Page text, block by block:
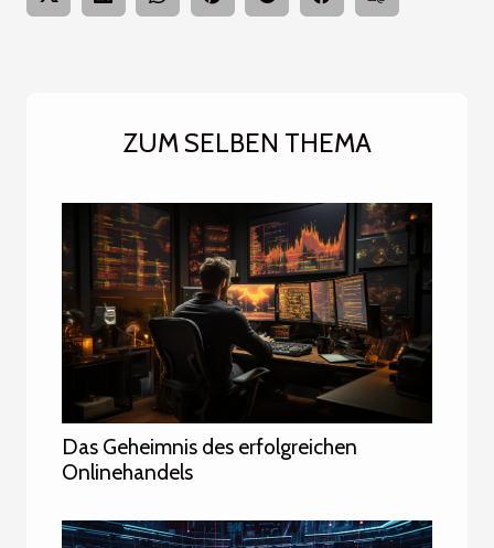
ZUM SELBEN THEMA
Das Geheimnis des erfolgreichen
Onlinehandels